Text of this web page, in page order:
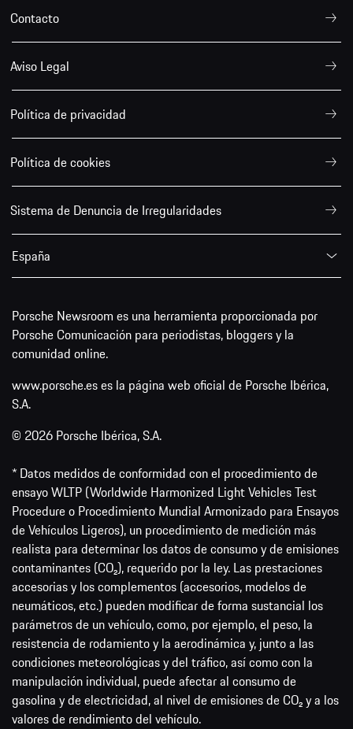
Contacto
Aviso Legal
Política de privacidad
Política de cookies
Sistema de Denuncia de Irregularidades
España
Porsche Newsroom es una herramienta proporcionada por
Porsche Comunicación para periodistas, bloggers y la
comunidad online.
www.porsche.es es la página web oficial de Porsche Ibérica,
S.A.
© 2026 Porsche Ibérica, S.A.
* Datos medidos de conformidad con el procedimiento de
ensayo WLTP (Worldwide Harmonized Light Vehicles Test
Procedure o Procedimiento Mundial Armonizado para Ensayos
de Vehículos Ligeros), un procedimiento de medición más
realista para determinar los datos de consumo y de emisiones
contaminantes (CO₂), requerido por la ley. Las prestaciones
accesorias y los complementos (accesorios, modelos de
neumáticos, etc.) pueden modificar de forma sustancial los
parámetros de un vehículo, como, por ejemplo, el peso, la
resistencia de rodamiento y la aerodinámica y, junto a las
condiciones meteorológicas y del tráfico, así como con la
manipulación individual, puede afectar al consumo de
gasolina y de electricidad, al nivel de emisiones de CO₂ y a los
valores de rendimiento del vehículo.